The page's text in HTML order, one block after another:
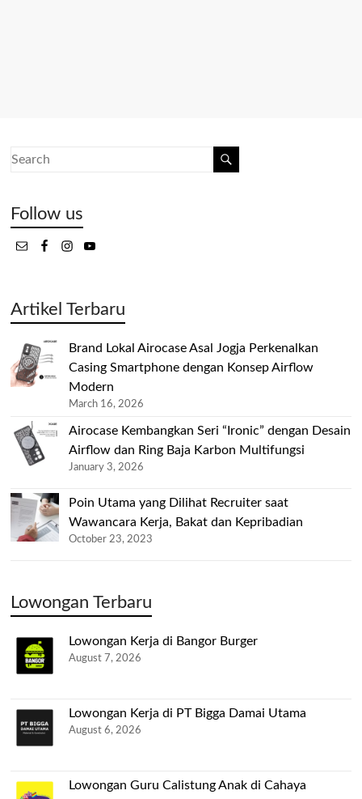
Follow us
Artikel Terbaru
Brand Lokal Airocase Asal Jogja Perkenalkan
Casing Smartphone dengan Konsep Airflow
Modern
March 16, 2026
Airocase Kembangkan Seri “Ironic” dengan Desain
Airflow dan Ring Baja Karbon Multifungsi
January 3, 2026
Poin Utama yang Dilihat Recruiter saat
Wawancara Kerja, Bakat dan Kepribadian
October 23, 2023
Lowongan Terbaru
Lowongan Kerja di Bangor Burger
August 7, 2026
Lowongan Kerja di PT Bigga Damai Utama
August 6, 2026
Lowongan Guru Calistung Anak di Cahaya